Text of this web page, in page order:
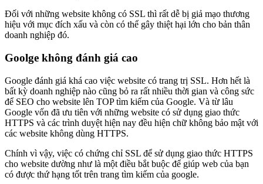
Đối với những website không có SSL thì rất dễ bị giả mạo thương
hiệu với mục đích xấu và còn có thể gây thiệt hại lớn cho bản thân
doanh nghiệp đó.
Goolge không đánh giá cao
Google đánh giá khá cao việc website có trang trị SSL. Hơn hết là
bất kỳ doanh nghiệp nào cũng bỏ ra rất nhiều thời gian và công sức
để SEO cho website lên TOP tìm kiếm của Google. Và từ lâu
Google vốn đã ưu tiên với những website có sử dụng giao thức
HTTPS và các trình duyệt hiện nay đều hiện chữ không bảo mật với
các website không dùng HTTPS.
Chính vì vậy, việc có chứng chỉ SSL để sử dụng giao thức HTTPS
cho website dường như là một điều bắt buộc để giúp web của bạn
có được thứ hạng tốt trên trang tìm kiếm của google.